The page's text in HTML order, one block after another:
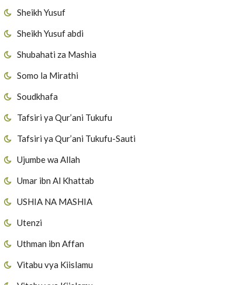
Sheikh Yusuf
Sheikh Yusuf abdi
Shubahati za Mashia
Somo la Mirathi
Soudkhafa
Tafsiri ya Qur’ani Tukufu
Tafsiri ya Qur’ani Tukufu-Sauti
Ujumbe wa Allah
Umar ibn Al Khattab
USHIA NA MASHIA
Utenzi
Uthman ibn Affan
Vitabu vya Kiislamu